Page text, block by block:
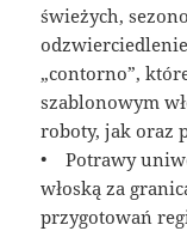
świeżych,
„contorno”,
szablonowym
roboty, jak oraz
• Potrawy
włoską za
przygotowań